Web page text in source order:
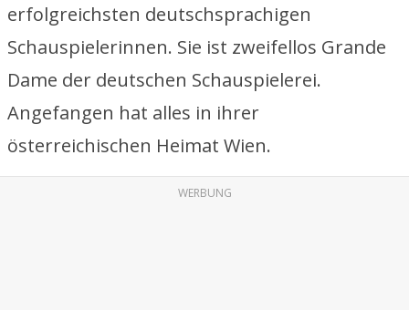
erfolgreichsten deutschsprachigen
Schauspielerinnen. Sie ist zweifellos Grande
Dame der deutschen Schauspielerei.
Angefangen hat alles in ihrer
österreichischen Heimat Wien.
WERBUNG